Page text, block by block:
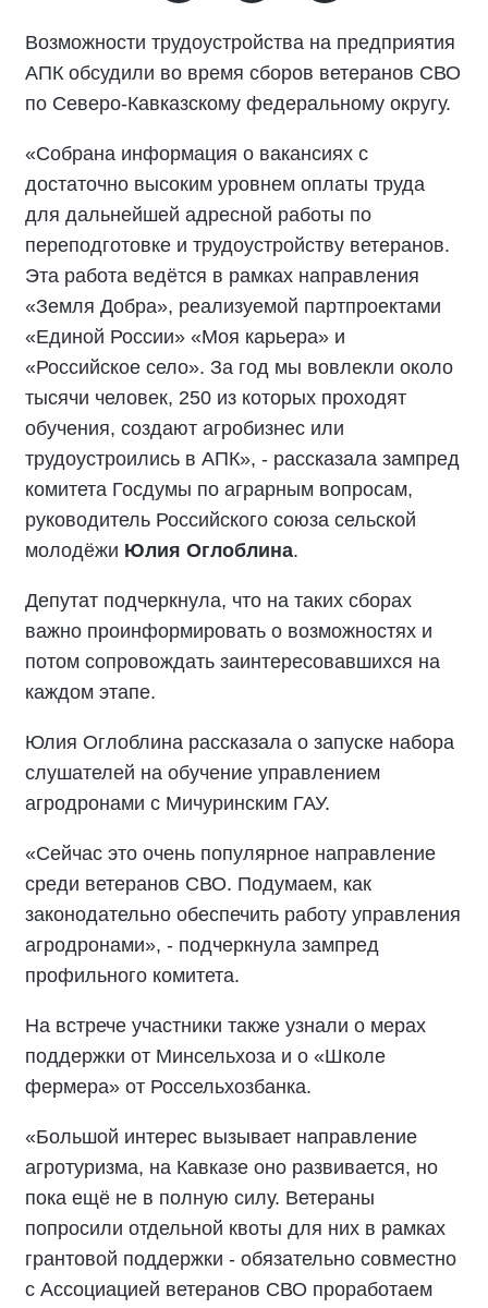
Возможности трудоустройства на предприятия
АПК обсудили во время сборов ветеранов СВО
по Северо-Кавказскому федеральному округу.
«Собрана информация о вакансиях с
достаточно высоким уровнем оплаты труда
для дальнейшей адресной работы по
переподготовке и трудоустройству ветеранов.
Эта работа ведётся в рамках направления
«Земля Добра», реализуемой партпроектами
«Единой России» «Моя карьера» и
«Российское село». За год мы вовлекли около
тысячи человек, 250 из которых проходят
обучения, создают агробизнес или
трудоустроились в АПК», - рассказала зампред
комитета Госдумы по аграрным вопросам,
руководитель Российского союза сельской
молодёжи Юлия Оглоблина.
Депутат подчеркнула, что на таких сборах
важно проинформировать о возможностях и
потом сопровождать заинтересовавшихся на
каждом этапе.
Юлия Оглоблина рассказала о запуске набора
слушателей на обучение управлением
агродронами с Мичуринским ГАУ.
«Сейчас это очень популярное направление
среди ветеранов СВО. Подумаем, как
законодательно обеспечить работу управления
агродронами», - подчеркнула зампред
профильного комитета.
На встрече участники также узнали о мерах
поддержки от Минсельхоза и о «Школе
фермера» от Россельхозбанка.
«Большой интерес вызывает направление
агротуризма, на Кавказе оно развивается, но
пока ещё не в полную силу. Ветераны
попросили отдельной квоты для них в рамках
грантовой поддержки - обязательно совместно
с Ассоциацией ветеранов СВО проработаем